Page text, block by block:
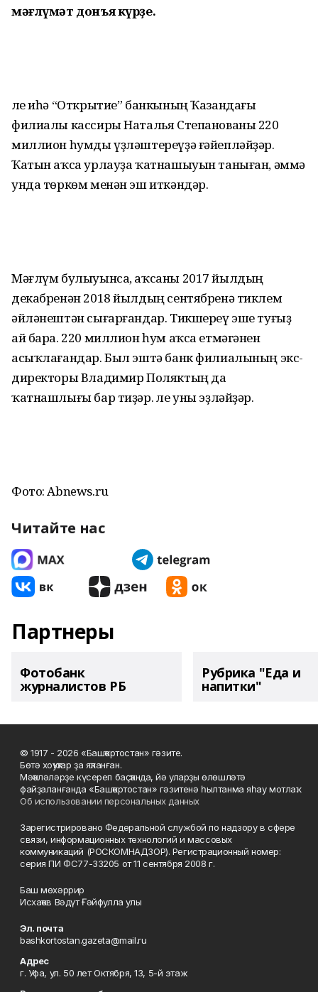
мәғлүмәт донъя күрҙе.
Әле иһә “Открытие” банкының Ҡазандағы
филиалы кассиры Наталья Степанованы 220
миллион һумды үҙләштереүҙә ғәйепләйҙәр.
Ҡатын аҡса урлауҙа ҡатнашыуын таныған, әммә
унда тѳркѳм менән эш иткәндәр.
Мәғлүм булыуынса, аҡсаны 2017 йылдың
декабренән 2018 йылдың сентябренә тиклем
әйләнештән сығарғандар. Тикшереү эше туғыҙ
ай бара. 220 миллион һум аҡса етмәгәнен
асыҡлағандар. Был эштә банк филиалының экс-
директоры Владимир Поляктың да
ҡатнашлығы бар тиҙәр. Әле уны эҙләйҙәр.
Фото: Abnews.ru
Читайте нас
Партнеры
Фотобанк
журналистов РБ
Рубрика "Еда и
напитки"
© 1917 - 2026 «Башҡортостан» гәзите.
Бөтә хоҡуҡтар ҙа яҡланған.
Мәҡәләләрҙе күсереп баҫҡанда, йә уларҙы өлөшләтә
файҙаланғанда «Башҡортостан» гәзитенә һылтанма яһау мотлаҡ.
Об использовании персональных данных
Зарегистрировано Федеральной службой по надзору в сфере
связи, информационных технологий и массовых
коммуникаций (РОСКОМНАДЗОР). Регистрационный номер:
серия ПИ ФС77-33205 от 11 сентября 2008 г.
Баш мөхәррир
Исхаҡов Вәдүт Ғәйфулла улы
Эл. почта
bashkortostan.gazeta@mail.ru
Адрес
г. Уфа, ул. 50 лет Октября, 13, 5-й этаж